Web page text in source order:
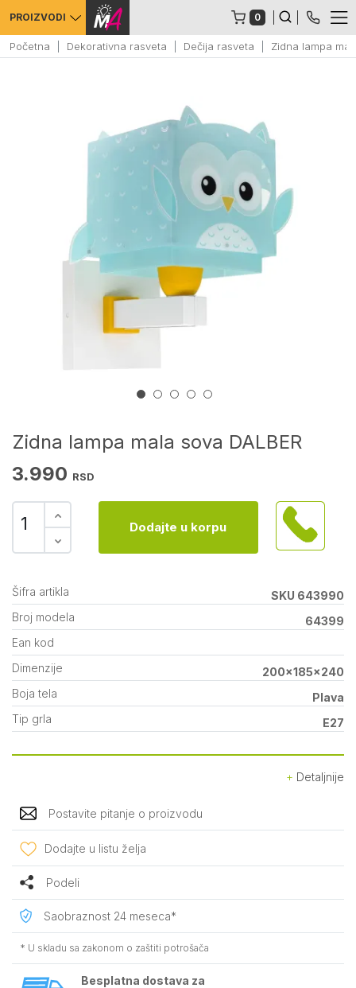
PROIZVODI 0
Početna Dekorativna rasveta Dečija rasveta Zidna lampa
Zidna lampa mala sova DALBER
3.990 RSD
Dodajte u korpu
Šifra artikla
SKU 643990
Broj modela
64399
Ean kod
Dimenzije
200x185x240
Boja tela
Plava
Tip grla
E27
Detaljnije
Postavite pitanje o proizvodu
Dodajte u listu želja
Podeli
Saobraznost 24 meseca*
* U skladu sa zakonom o zaštiti potrošača
Besplatna dostava za